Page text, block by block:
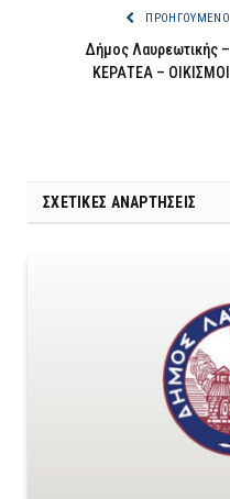
ΠΡΟΗΓΟΎΜΕΝΟ
Δήμος Λαυρεωτικής –
ΚΕΡΑΤΕΑ – ΟΙΚΙΣΜΟΙ
ΣΧΕΤΙΚΈΣ ΑΝΑΡΤΉΣΕΙΣ